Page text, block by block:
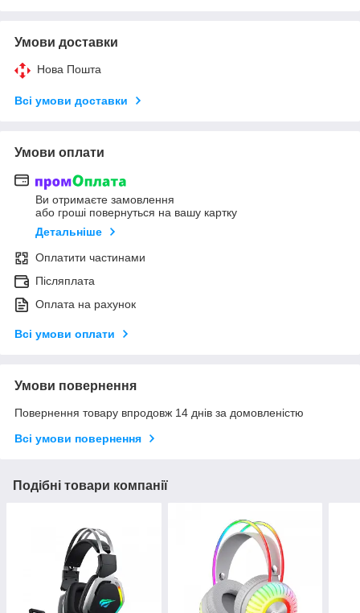
Умови доставки
Нова Пошта
Всі умови доставки
Умови оплати
Ви отримаєте замовлення
або гроші повернуться на вашу картку
Детальніше
Оплатити частинами
Післяплата
Оплата на рахунок
Всі умови оплати
Умови повернення
Повернення товару впродовж 14 днів за домовленістю
Всі умови повернення
Подібні товари компанії